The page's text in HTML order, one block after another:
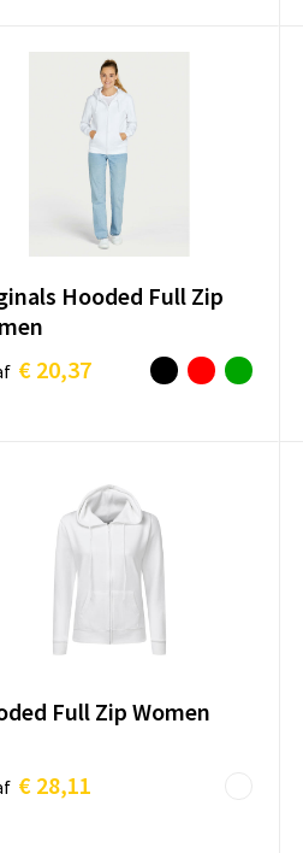
Hooded Full Zip
€ 20,37
Full Zip Women
€ 28,11